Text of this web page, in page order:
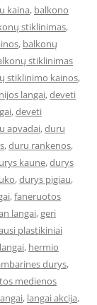
kaina, balkono
stiklinimas,
, balkonų
stiklinimas
stiklinimo kainos,
langai,deveti
,deveti
apvadai,duru
,duru rankenos,
kaune,durys
,durys pigiau,
,faneruotos
langai,geri
plastikiniai
, hermio
durys,
medienos
, langai akcija,